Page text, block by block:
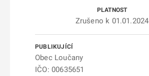
Zrušeno k 01.01.2024
Obec Loučany
IČO: 00635651